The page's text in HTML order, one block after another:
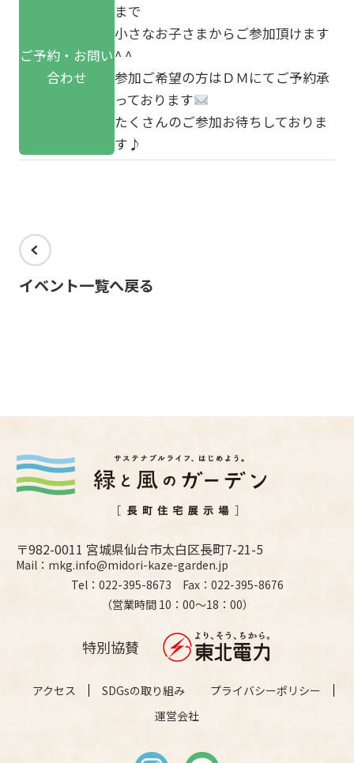
ご予約・お問い
合わせ
まで
小さなお子さまからご参加頂けます
^ ^
参加ご希望の方はＤＭにてご予約承
っております
たくさんのご参加お待ちしておりま
す♪
イベント一覧へ戻る
〒982-0011 宮城県仙台市太白区長町7-21-5
Mail：mkg.info@midori-kaze-garden.jp
Tel：022-395-8673 Fax：022-395-8676
（営業時間 10：00〜18：00）
特別協賛
アクセス SDGsの取り組み
プライバシーポリシー
運営会社